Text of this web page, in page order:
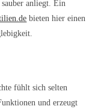
anliegt. Ein
bieten hier einen
fühlt sich selten
und erzeugt